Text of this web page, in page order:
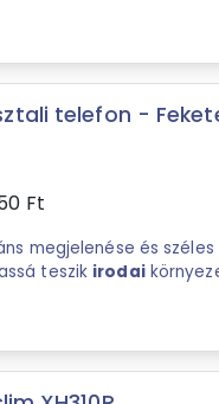
telefon -
Ft
teszik irodai